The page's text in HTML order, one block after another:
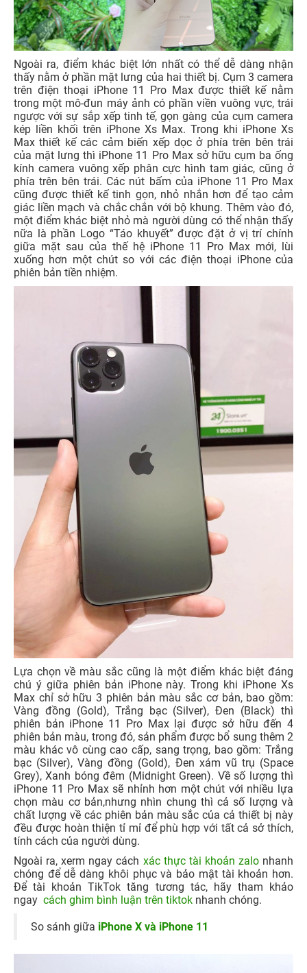
Ngoài ra, điểm khác biệt lớn nhất có thể dễ dàng nhận
thấy nằm ở phần mặt lưng của hai thiết bị. Cụm 3 camera
trên điện thoại iPhone 11 Pro Max được thiết kế nằm
trong một mô-đun máy ảnh có phần viền vuông vực, trái
ngược với sự sắp xếp tinh tế, gọn gàng của cụm camera
kép liền khối trên iPhone Xs Max. Trong khi iPhone Xs
Max thiết kế các cảm biến xếp dọc ở phía trên bên trái
của mặt lưng thì iPhone 11 Pro Max sở hữu cụm ba ống
kính camera vuông xếp phân cực hình tam giác, cũng ở
phía trên bên trái. Các nút bấm của iPhone 11 Pro Max
cũng được thiết kế tinh gọn, nhỏ nhắn hơn để tạo cảm
giác liền mạch và chắc chắn với bộ khung. Thêm vào đó,
một điểm khác biệt nhỏ mà người dùng có thể nhận thấy
nữa là phần Logo “Táo khuyết” được đặt ở vị trí chính
giữa mặt sau của thế hệ iPhone 11 Pro Max mới, lùi
xuống hơn một chút so với các điện thoại iPhone của
phiên bản tiền nhiệm.
Lựa chọn về màu sắc cũng là một điểm khác biệt đáng
chú ý giữa phiên bản iPhone này. Trong khi iPhone Xs
Max chỉ sở hữu 3 phiên bản màu sắc cơ bản, bao gồm:
Vàng đồng (Gold), Trắng bạc (Silver), Đen (Black) thì
phiên bản iPhone 11 Pro Max lại được sở hữu đến 4
phiên bản màu, trong đó, sản phẩm được bổ sung thêm 2
màu khác vô cùng cao cấp, sang trọng, bao gồm: Trắng
bạc (Silver), Vàng đồng (Gold), Đen xám vũ trụ (Space
Grey), Xanh bóng đêm (Midnight Green). Về số lượng thì
iPhone 11 Pro Max sẽ nhỉnh hơn một chút với nhiều lựa
chọn màu cơ bản,nhưng nhìn chung thì cả số lượng và
chất lượng về các phiên bản màu sắc của cả thiết bị này
đều được hoàn thiện tỉ mỉ để phù hợp với tất cả sở thích,
tính cách của người dùng.
Ngoài ra, xerm ngay cách xác thực tài khoản zalonhanh
chóng để dễ dàng khôi phục và bảo mật tài khoản hơn.
Để tài khoản TikTok tăng tương tác, hãy tham khảo
ngay cách ghim bình luận trên tiktok nhanh chóng.
So sánh giữa iPhone X và iPhone 11